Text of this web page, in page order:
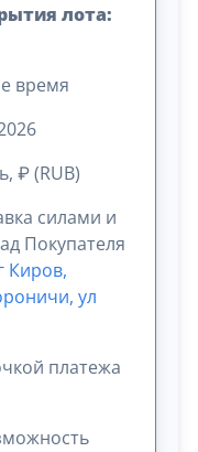
лота:
время
₽ (RUB)
силами и
Покупателя
Киров,
ул
платежа